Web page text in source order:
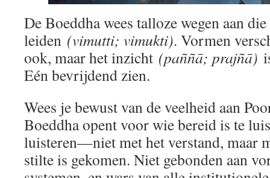
De Boeddha wees talloze wegen aan
leiden (vimutti; vimukti). Vormen
ook, maar het inzicht (paññā; prajñā)
Eén bevrijdend zien.
Wees je bewust van de veelheid aan
Boeddha opent voor wie bereid is te
luisteren—niet met het verstand, maar
stilte is gekomen. Niet gebonden aan